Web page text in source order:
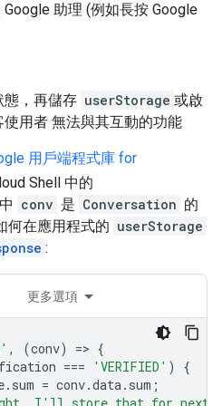
助理 (例如長按 Google
態，再儲存 userStorage 或啟
用者 無法與其互動的功能
用戶端程式庫 for
Shell 中的
conv 是 Conversation 的
何在應用程式的 userStorage
:
更多選項
, (conv) => {
=== 'VERIFIED' )
{
. sum = conv.data. sum ;